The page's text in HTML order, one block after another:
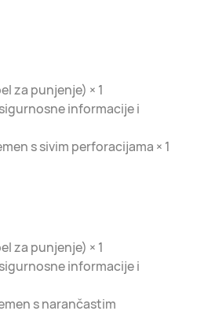
za punjenje) × 1
informacije i
s sivim perforacijama × 1
za punjenje) × 1
informacije i
s narančastim